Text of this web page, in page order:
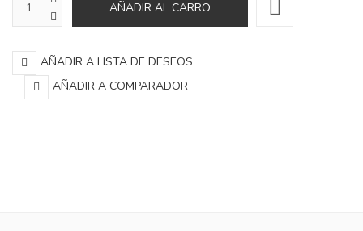
AÑADIR A LISTA DE DESEOS
AÑADIR A COMPARADOR